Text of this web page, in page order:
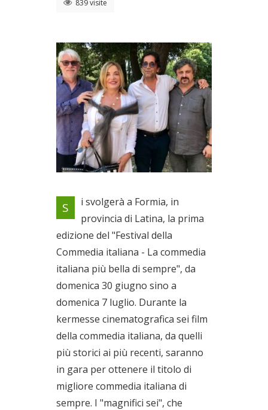
839 visite
Sei film della commedia
italiana, da quelli più storici ai
più recenti
Dal 30/06/2019 al
07/07/2019
S
i svolgerà a Formia, in
provincia di Latina, la prima
edizione del "Festival della
Commedia italiana - La commedia
italiana più bella di sempre", da
domenica 30 giugno sino a
domenica 7 luglio. Durante la
kermesse cinematografica sei film
della commedia italiana, da quelli
più storici ai più recenti, saranno
in gara per ottenere il titolo di
migliore commedia italiana di
sempre. I "magnifici sei", che